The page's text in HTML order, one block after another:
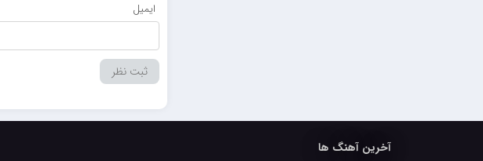
ایمیل
آخرین آهنگ ها